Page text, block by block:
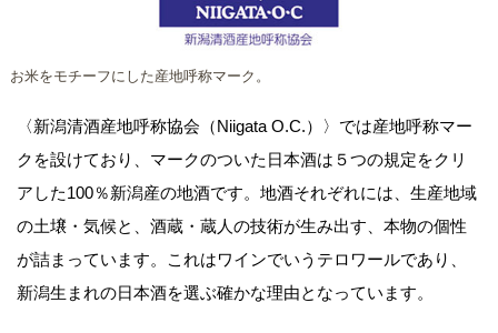
お米をモチーフにした産地呼称マーク。
〈新潟清酒産地呼称協会（Niigata O.C.）〉では産地呼称マー
クを設けており、マークのついた日本酒は５つの規定をクリ
アした100％新潟産の地酒です。地酒それぞれには、生産地域
の土壌・気候と、酒蔵・蔵人の技術が生み出す、本物の個性
が詰まっています。これはワインでいうテロワールであり、
新潟生まれの日本酒を選ぶ確かな理由となっています。